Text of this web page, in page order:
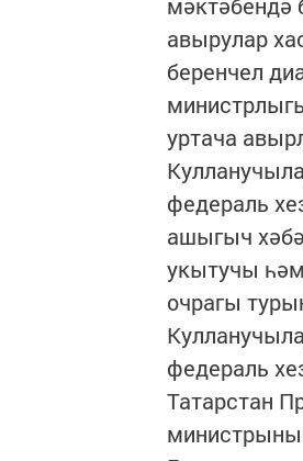
авырулар
беренчел
уртача
федераль
ашыгыч
укытучы
очрагы
федераль
Татарстан